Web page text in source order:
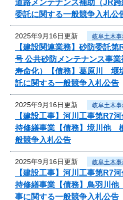
道路メンテナンス補助（JR跨
委託に関する一般競争入札公
2025年9月16日更新 岐阜土木
【建設関連業務】砂防委託
号 公共砂防メンテナンス事
寿命化）【債務】葛原川 堰
託に関する一般競争入札公告
2025年9月16日更新 岐阜土木
【建設工事】河川工事第R7
持修繕事業【債務】境川他
般競争入札公告
2025年9月16日更新 岐阜土木
【建設工事】河川工事第R7
持修繕事業【債務】鳥羽川
事に関する一般競争入札公告